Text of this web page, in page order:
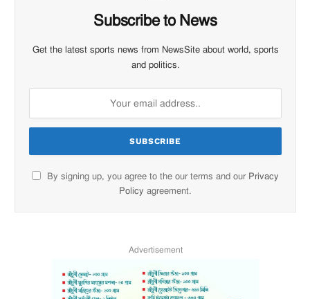
Subscribe to News
Get the latest sports news from NewsSite about world, sports
and politics.
By signing up, you agree to the our terms and our Privacy
Policy agreement.
Advertisement